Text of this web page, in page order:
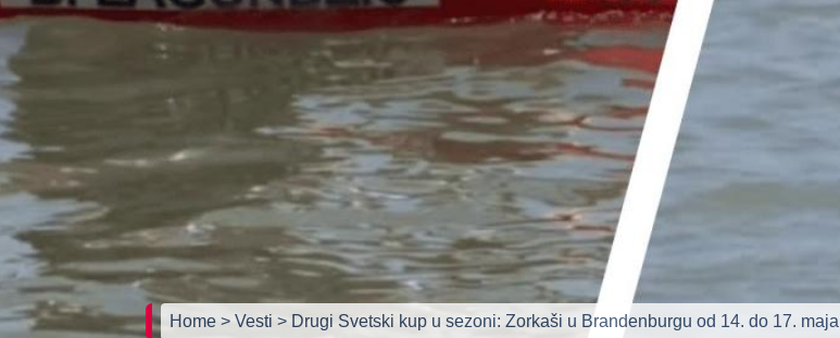
Home> Vesti> Drugi Svetski kup u sezoni: Zorkaši u Brandenburgu od 14. do 17. maja